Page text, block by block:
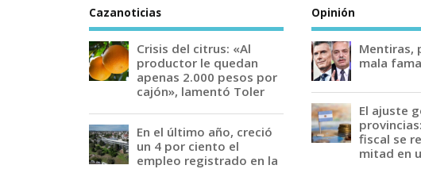
Cazanoticias
Crisis del citrus: «Al
productor le quedan
apenas 2.000 pesos por
cajón», lamentó Toler
En el último año, creció
un 4 por ciento el
empleo registrado en la
Opinión
Mentiras,
mala fama
El ajuste
fiscal se
mitad en